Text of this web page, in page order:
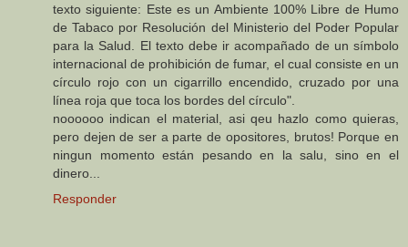
texto siguiente: Este es un Ambiente 100% Libre de Humo
de Tabaco por Resolución del Ministerio del Poder Popular
para la Salud. El texto debe ir acompañado de un símbolo
internacional de prohibición de fumar, el cual consiste en un
círculo rojo con un cigarrillo encendido, cruzado por una
línea roja que toca los bordes del círculo".
noooooo indican el material, asi qeu hazlo como quieras,
pero dejen de ser a parte de opositores, brutos! Porque en
ningun momento están pesando en la salu, sino en el
dinero...
Responder